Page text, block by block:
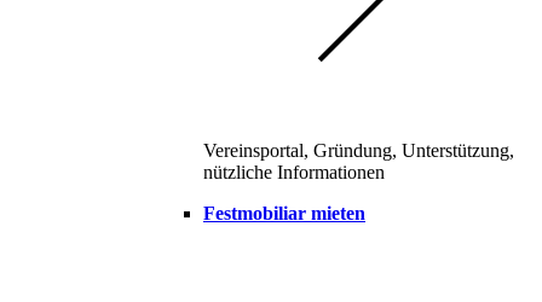
Vereinsportal, Gründung, Unterstützung,
nützliche Informationen
Festmobiliar mieten